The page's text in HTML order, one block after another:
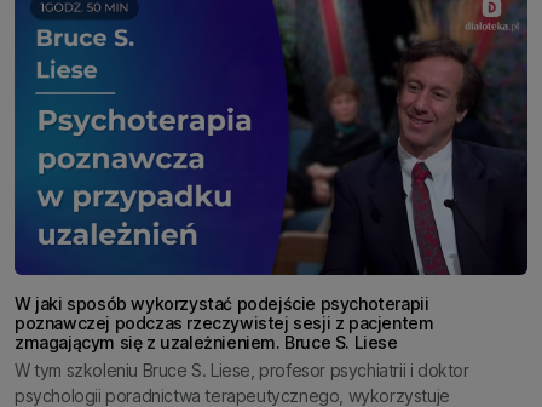
W jaki sposób wykorzystać podejście psychoterapii
poznawczej podczas rzeczywistej sesji z pacjentem
zmagającym się z uzależnieniem. Bruce S. Liese
W tym szkoleniu Bruce S. Liese, profesor psychiatrii i doktor
psychologii poradnictwa terapeutycznego, wykorzystuje